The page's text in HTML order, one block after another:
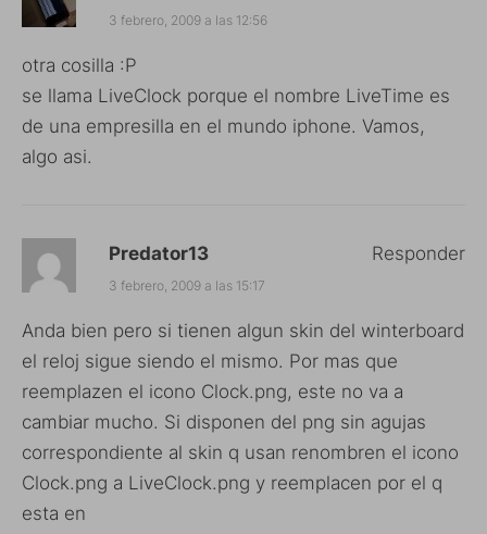
3 febrero, 2009 a las 12:56
otra cosilla :P
se llama LiveClock porque el nombre LiveTime es
de una empresilla en el mundo iphone. Vamos,
algo asi.
Predator13
3 febrero, 2009 a las 15:17
Anda bien pero si tienen algun skin del winterboard
el reloj sigue siendo el mismo. Por mas que
reemplazen el icono Clock.png, este no va a
cambiar mucho. Si disponen del png sin agujas
correspondiente al skin q usan renombren el icono
Clock.png a LiveClock.png y reemplacen por el q
esta en
Responder